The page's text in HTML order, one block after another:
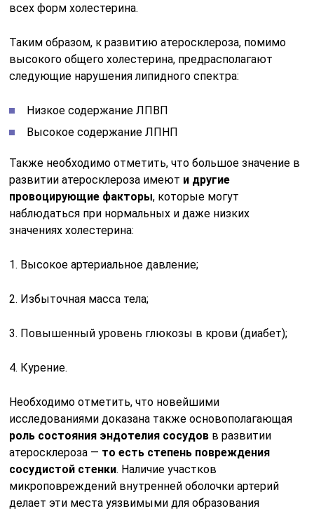
всех форм холестерина.
Таким образом, к развитию атеросклероза, помимо
высокого общего холестерина, предрасполагают
следующие нарушения липидного спектра:
Низкое содержание ЛПВП
Высокое содержание ЛПНП
Также необходимо отметить, что большое значение в
развитии атеросклероза имеют и другие
провоцирующие факторы, которые могут
наблюдаться при нормальных и даже низких
значениях холестерина:
1. Высокое артериальное давление;
2. Избыточная масса тела;
3. Повышенный уровень глюкозы в крови (диабет);
4. Курение.
Необходимо отметить, что новейшими
исследованиями доказана также основополагающая
роль состояния эндотелия сосудов в развитии
атеросклероза — то есть степень повреждения
сосудистой стенки. Наличие участков
микроповреждений внутренней оболочки артерий
делает эти места уязвимыми для образования